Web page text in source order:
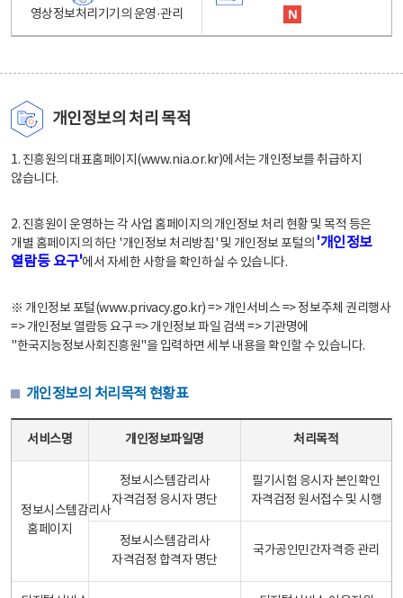
영상정보처리기기의 운영·관리
개인정보의 처리 목적
1. 진흥원의 대표홈페이지(www.nia.or.kr)에서는 개인정보를 취급하지
않습니다.
2. 진흥원이 운영하는 각 사업 홈페이지의 개인정보 처리 현황 및 목적 등은
개별 홈페이지의 하단 '개인정보 처리방침' 및 개인정보 포털의 '개인정보
열람등 요구'에서 자세한 사항을 확인하실 수 있습니다.
※ 개인정보 포털(www.privacy.go.kr) => 개인서비스 => 정보주체 권리행사
=> 개인정보 열람등 요구 => 개인정보 파일 검색 => 기관명에
"한국지능정보사회진흥원"을 입력하면 세부 내용을 확인할 수 있습니다.
개인정보의 처리목적 현황표
서비스명 개인정보파일명 처리목적
정보시스템감리사
홈페이지
정보시스템감리사
자격검정 응시자 명단
필기시험 응시자 본인확인
자격검정 원서접수 및 시행
정보시스템감리사
자격검정 합격자 명단
국가공인민간자격증 관리